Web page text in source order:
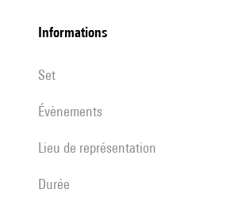
informations
set
évènements
Lieu de représentation
durée